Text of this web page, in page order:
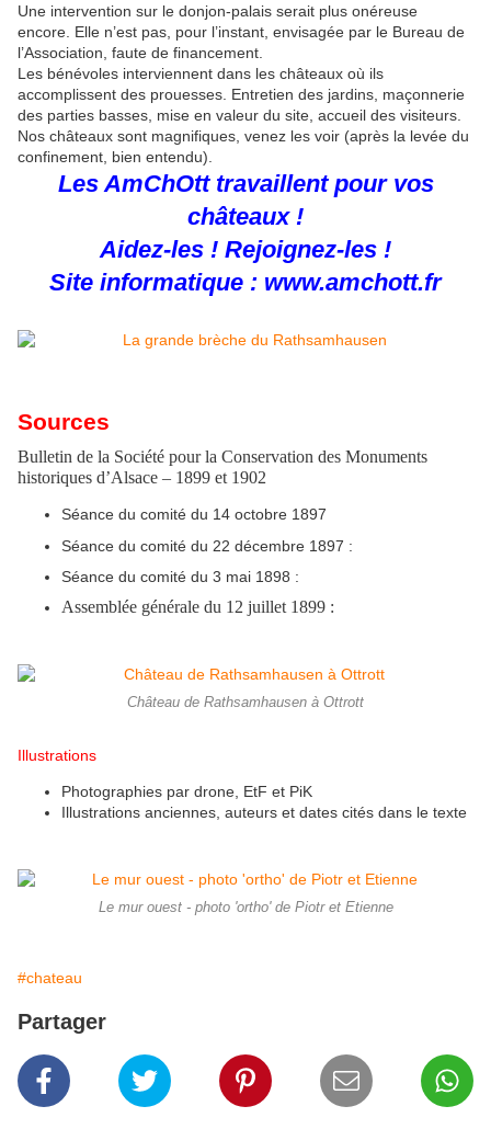
Une intervention sur le donjon-palais serait plus onéreuse
encore. Elle n’est pas, pour l’instant, envisagée par le Bureau de
l’Association, faute de financement.
Les bénévoles interviennent dans les châteaux où ils
accomplissent des prouesses. Entretien des jardins, maçonnerie
des parties basses, mise en valeur du site, accueil des visiteurs.
Nos châteaux sont magnifiques, venez les voir (après la levée du
confinement, bien entendu).
Les AmChOtt travaillent pour vos
châteaux !
Aidez-les ! Rejoignez-les !
Site informatique : www.amchott.fr
Sources
Bulletin de la Société pour la Conservation des Monuments
historiques d’Alsace – 1899 et 1902
Séance du comité du 14 octobre 1897
Séance du comité du 22 décembre 1897 :
Séance du comité du 3 mai 1898 :
Assemblée générale du 12 juillet 1899 :
Château de Rathsamhausen à Ottrott
Illustrations
Photographies par drone, EtF et PiK
Illustrations anciennes, auteurs et dates cités dans le texte
Le mur ouest - photo 'ortho' de Piotr et Etienne
#chateau
Partager